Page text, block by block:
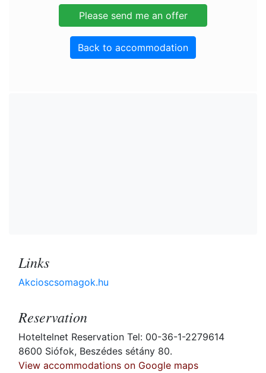
Back to accommodation
Links
Akcioscsomagok.hu
Reservation
Hoteltelnet Reservation Tel: 00-36-1-2279614
8600 Siófok, Beszédes sétány 80.
View accommodations on Google maps